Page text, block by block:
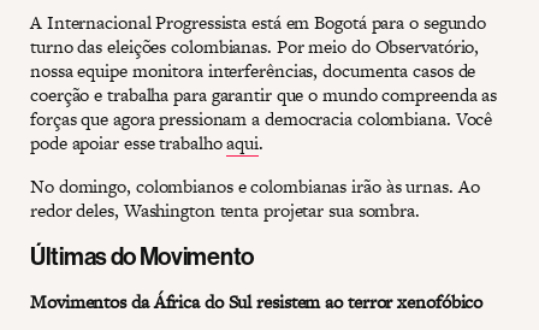
A Internacional Progressista está em Bogotá para o segundo
turno das eleições colombianas. Por meio do Observatório,
nossa equipe monitora interferências, documenta casos de
coerção e trabalha para garantir que o mundo compreenda as
forças que agora pressionam a democracia colombiana. Você
pode apoiar esse trabalhoaqui.
No domingo, colombianos e colombianas irão às urnas. Ao
redor deles, Washington tenta projetar sua sombra.
Últimas do Movimento
Movimentos da África do Sul resistem ao terror xenofóbico